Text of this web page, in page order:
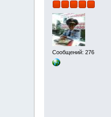
Сообщений: 276